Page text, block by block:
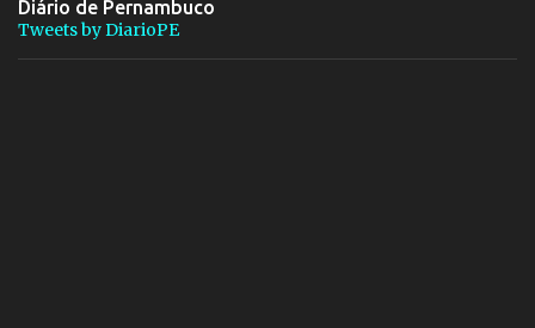
Diário de Pernambuco
Tweets by DiarioPE